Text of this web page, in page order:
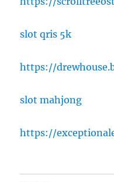
slot qris 5k
https://
slot mahjong
https://